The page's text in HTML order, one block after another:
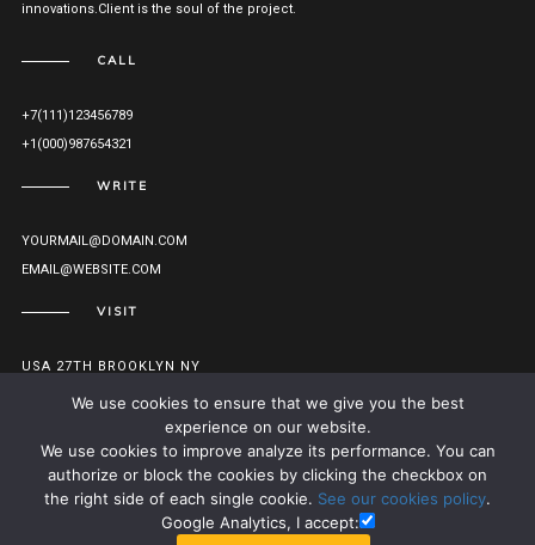
We use cookies to ensure that we give you the best
experience on our website.
We use cookies to improve analyze its performance. You can
authorize or block the cookies by clicking the checkbox on
the right side of each single cookie. See our cookies policy.
Google Analytics, I accept:
innovations.Client is the soul of the project.
CALL
+7(111)123456789
+1(000)987654321
WRITE
YOURMAIL@DOMAIN.COM
EMAIL@WEBSITE.COM
VISIT
USA 27TH BROOKLYN NY
VIEW ON MAP
© MONOLIT 2016. ALL RIGHTS RESERVED. TO TOP